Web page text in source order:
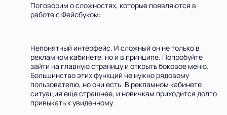
Поговорим о сложностях, которые появляются в
работе с Фейсбуком:
Непонятный интерфейс. И сложный он не только в
рекламном кабинете, но и в принципе. Попробуйте
зайти на главную страницу и открыть боковое меню.
Большинство этих функций не нужно рядовому
пользователю, но они есть. В рекламном кабинете
ситуация еще страшнее, и новичкам приходится долго
привыкать к увиденному.
Сумма к оплате (без скидок)